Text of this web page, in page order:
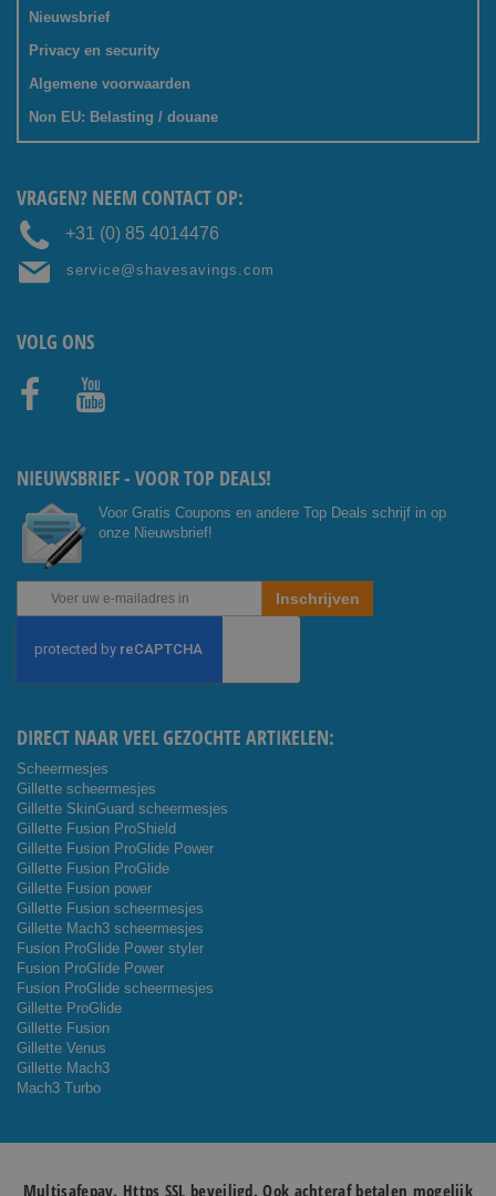
Nieuwsbrief
Privacy en security
Algemene voorwaarden
Non EU: Belasting / douane
VRAGEN? NEEM CONTACT OP:
+31 (0) 85 4014476
service@shavesavings.com
VOLG ONS
NIEUWSBRIEF - VOOR TOP DEALS!
Voor Gratis Coupons en andere Top Deals schrijf in op
onze Nieuwsbrief!
onze
Inschrijven
DIRECT NAAR VEEL GEZOCHTE ARTIKELEN:
Scheermesjes
Gillette scheermesjes
Gillette SkinGuard scheermesjes
Gillette Fusion ProShield
Gillette Fusion ProGlide Power
Gillette Fusion ProGlide
Gillette Fusion power
Gillette Fusion scheermesjes
Gillette Mach3 scheermesjes
Fusion ProGlide Power styler
Fusion ProGlide Power
Fusion ProGlide scheermesjes
Gillette ProGlide
Gillette Fusion
Gillette Venus
Gillette Mach3
Mach3 Turbo
Multisafepay. Https SSL beveiligd. Ook achteraf betalen mogelijk